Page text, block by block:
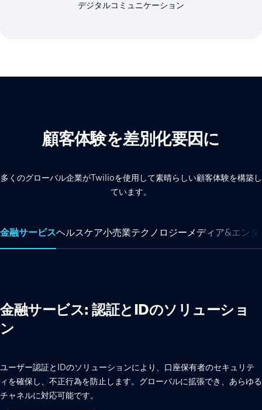
デジタルコミュニケーション
顧客体験を差別化要因に
多くのグローバル企業がTwilioを使用して素晴らしい顧客体験を構築し
ています。
金融サービスヘルスケア小売業テクノロジーメディア&エン
金融サービス: 認証とIDのソリューショ
ン
ユーザー認証とIDのソリューションにより、口座保有者のセキュリテ
ィを確保し、不正行為を防止します。グローバルに拡張でき、あらゆる
チャネルに対応可能です。